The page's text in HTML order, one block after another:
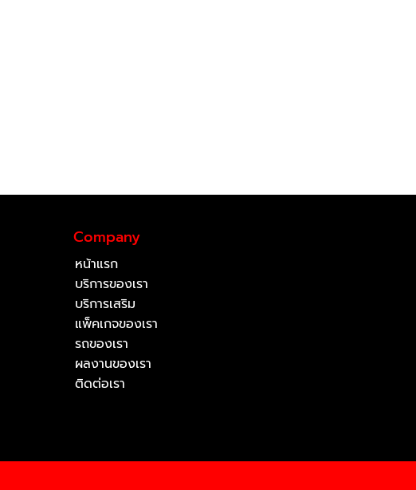
Company
หน้าแรก
บริการของเรา
บริการเสริม
แพ็คเกจของเรา
รถของเรา
ผลงานของเรา
ติดต่อเรา